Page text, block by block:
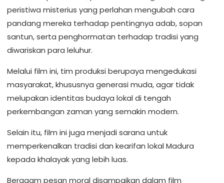
peristiwa misterius yang perlahan mengubah cara
pandang mereka terhadap pentingnya adab, sopan
santun, serta penghormatan terhadap tradisi yang
diwariskan para leluhur.
Melalui film ini, tim produksi berupaya mengedukasi
masyarakat, khususnya generasi muda, agar tidak
melupakan identitas budaya lokal di tengah
perkembangan zaman yang semakin modern.
Selain itu, film ini juga menjadi sarana untuk
memperkenalkan tradisi dan kearifan lokal Madura
kepada khalayak yang lebih luas.
Beragam pesan moral disampaikan dalam film